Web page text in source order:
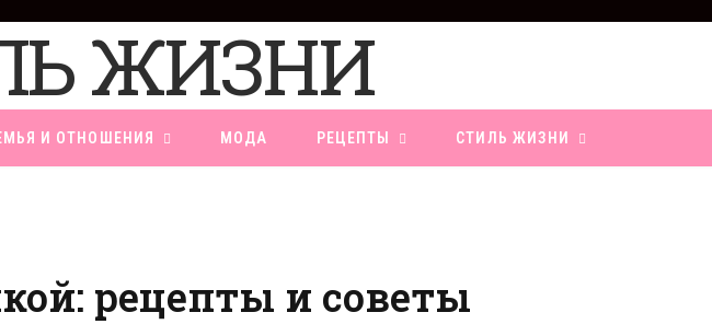
F
b
И ОТНОШЕНИЯ МОДА РЕЦЕПТЫ СТИЛЬ ЖИЗНИ
рецепты и советы